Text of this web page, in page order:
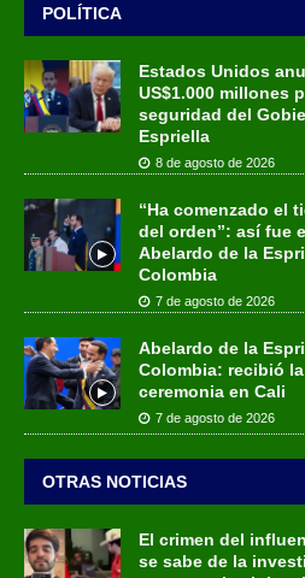
POLÍTICA
Estados Unidos
US$1.000 millones
seguridad del
Espriella
8 de agosto de 2026
“Ha comenzado el
del orden”: así fue
Abelardo de la
Colombia
7 de agosto de 2026
Abelardo de la
Colombia: recibió
ceremonia en Cali
7 de agosto de 2026
OTRAS NOTICIAS
El crimen del
se sabe de la